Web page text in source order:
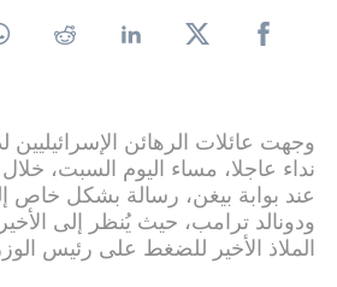
وجهت عائلات الرهائن
نداء عاجلا، مساء اليوم السبت،
عند بوابة بيغن، رسالة بشكل خاص
ودونالد ترامب، حيث يُنظر إلى
الملاذ الأخير للضغط على رئيس